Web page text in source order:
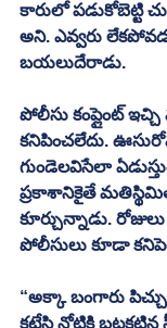
కారులో పడుకోబెట్టి
అని. ఎవ్వరు
బయలుదేరాడు.
పోలీసు కంప్లైంట్
కనిపించలేదు.
గుండెలవిసేలా
ప్రకాశానికైతే
కూర్చున్నాడు.
పోలీసులు కూడా
“అక్కా బంగారు
కట్టేసి నోటికి